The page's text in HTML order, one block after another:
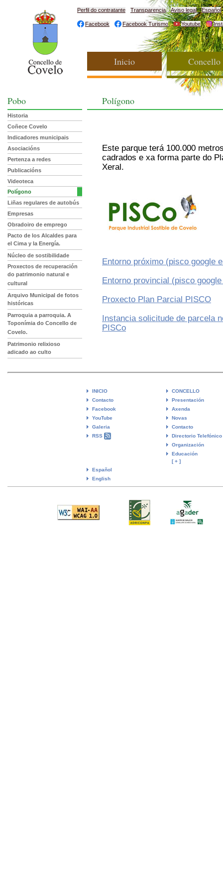
Perfil do contratante Transparencia Aviso legal Español
Facebook Facebook Turismo Youtube
Inicio Concello
Pobo
Historia
Coñece Covelo
Indicadores municipais
Asociacións
Pertenza a redes
Publicacións
Videoteca
Polígono
Liñas regulares de autobús
Empresas
Obradoiro de emprego
Pacto de los Alcaldes para
el Cima y la Energía.
Núcleo de sostibilidade
Proxectos de recuperación
do patrimonio natural e
cultural
Arquivo Municipal de fotos
históricas
Parroquia a parroquia. A
Toponímia do Concello de
Covelo.
Patrimonio relixioso
adicado ao culto
Polígono
Este parque terá 100.000
cadrados e xa forma parte do
Xeral.
Entorno próximo (pisco google
Entorno provincial (pisco
Proxecto Plan Parcial PISCO
Instancia solicitude de parcela
PISCo
INICIO
Contacto
Facebook
YouTube
Galeria
RSS
Español
English
CONCELLO
Presentación
Axenda
Novas
Contacto
Directorio Telefónico
Organización
Educación
[ + ]